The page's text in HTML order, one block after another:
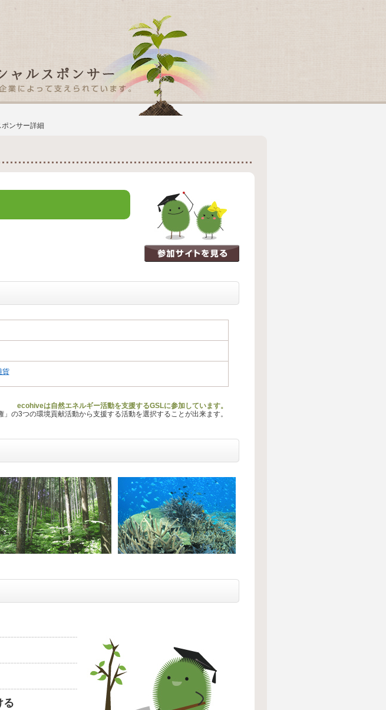
ンサー詳細
貨
ecohiveは自然エネルギー活動を支援するGSLに参加しています。
の3つの環境貢献活動から支援する活動を選択することが出来ます。
る